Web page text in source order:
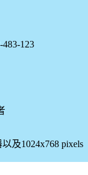
123
及1024x768 pixels